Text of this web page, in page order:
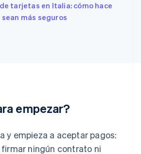
tarjetas en Italia: cómo hace
más seguros
empezar?
y empieza a aceptar pagos:
ningún contrato ni